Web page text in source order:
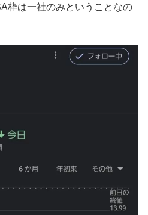
枠は一社のみということなの